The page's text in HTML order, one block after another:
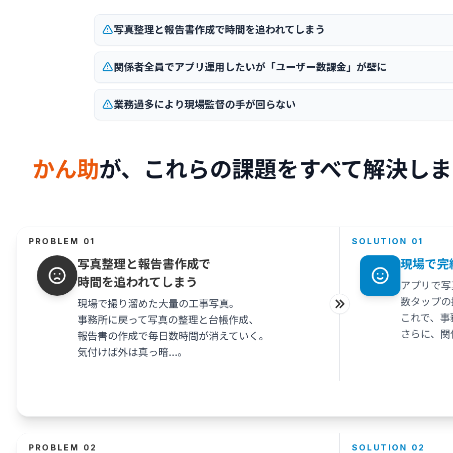
写真整理と報告書作成で時間を追われてしまう
関係者全員でアプリ運用したいが「ユーザー数課金」が壁に
業務過多により現場監督の手が回らない
かん助が、これらの課題をすべて解決し
PROBLEM 01
写真整理と報告書作成で
時間を追われてしまう
現場で撮り溜めた大量の工事写真。
事務所に戻って写真の整理と台帳作成、
報告書の作成で毎日数時間が消えていく。
気付けば外は真っ暗…。
SOLUTION 01
現場で完
アプリで
数タップ
これで、
さらに、
PROBLEM 02 SOLUTION 02